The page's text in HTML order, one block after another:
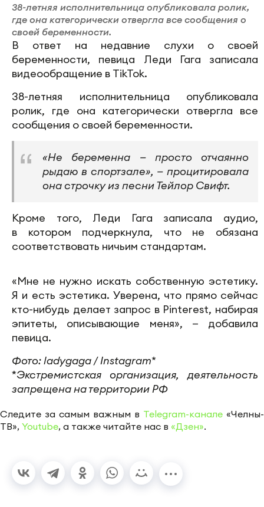
38-летняя исполнительница опубликовала ролик,
где она категорически отвергла все сообщения о
своей беременности.
В ответ на недавние слухи о своей
беременности, певица Леди Гага записала
видеообращение в TikTok.
38-летняя исполнительница опубликовала
ролик, где она категорически отвергла все
сообщения о своей беременности.
«Не беременна — просто отчаянно
рыдаю в спортзале», — процитировала
она строчку из песни Тейлор Свифт.
Кроме того, Леди Гага записала аудио,
в котором подчеркнула, что не обязана
соответствовать ничьим стандартам.
«Мне не нужно искать собственную эстетику.
Я и есть эстетика. Уверена, что прямо сейчас
кто-нибудь делает запрос в Pinterest, набирая
эпитеты, описывающие меня», — добавила
певица.
Фото: ladygaga / Instagram*
*Экстремистская организация, деятельность
запрещена на территории РФ
Следите за самым важным в Telegram-канале «Челны-
ТВ», Youtube, а также читайте нас в «Дзен».